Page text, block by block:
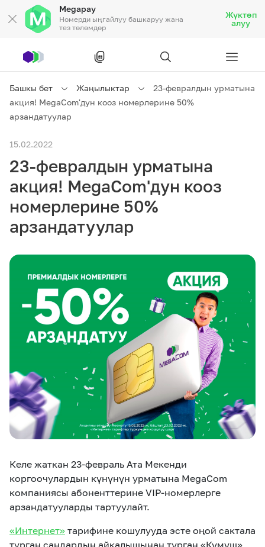
Megapay
Номерди ыңгайлуу башкаруу жана
тез төлөмдөр
Жүктөп
алуу
Жеке кардарларга
Ишкердик үчүн
Байланыш
Тарифтер Акциялар
Кызматтар
Кызматтар Көңүл ачуучу Соц. тармактар
Чалуулар жана
SMS
Номерди тандоо SIM жеткирүү
Биз жөнүндө Жаңылыктар MEGAда иште
Өнөктөштөргө
Офис картасы
жана каптоо
Кызмат көрсөтүүлөр
MegaTV MegaPay
Башкы бет Жаңылыктар
23-февралдын урматына
акция! MegaCom'дун кооз номерлерине 50%
арзандатуулар
15.02.2022
23-февралдын урматына
акция! MegaCom'дун кооз
номерлерине 50%
арзандатуулар
Келе жаткан 23-февраль Ата Мекенди
коргоочулардын күнүнүн урматына MegaCom
компаниясы абоненттерине VIP-номерлерге
арзандатууларды тартуулайт.
«Интернет» тарифине кошулууда эсте оңой сактала
турган сандардын айкалышынан турган «Күмүш»